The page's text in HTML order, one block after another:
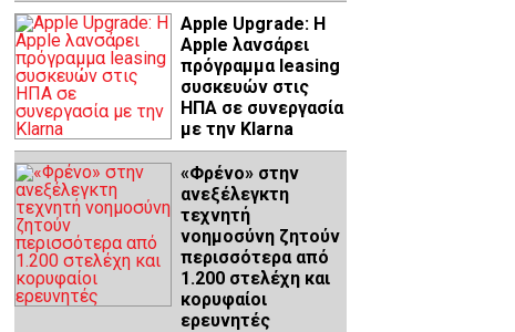
Apple Upgrade: Η
Apple λανσάρει
πρόγραμμα leasing
συσκευών στις
ΗΠΑ σε συνεργασία
με την Klarna
«Φρένο» στην
ανεξέλεγκτη
τεχνητή
νοημοσύνη ζητούν
περισσότερα από
1.200 στελέχη και
κορυφαίοι
ερευνητές